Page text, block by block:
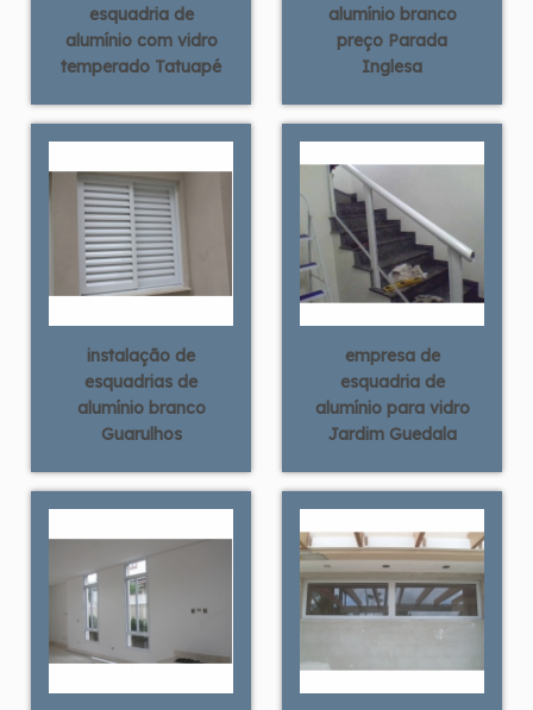
esquadria de
alumínio com vidro
temperado Tatuapé
alumínio branco
preço Parada
Inglesa
instalação de
esquadrias de
alumínio branco
Guarulhos
empresa de
esquadria de
alumínio para vidro
Jardim Guedala